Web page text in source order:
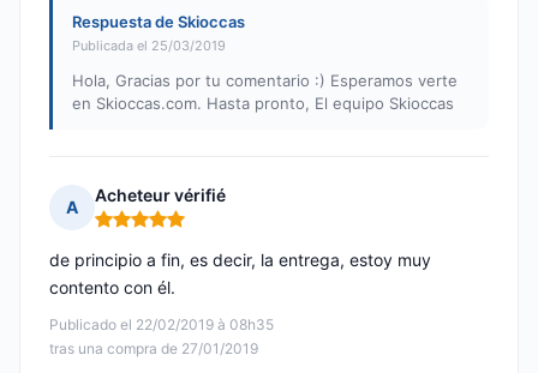
Respuesta de Skioccas
Publicada el 25/03/2019
Hola, Gracias por tu comentario :) Esperamos verte
en Skioccas.com. Hasta pronto, El equipo Skioccas
A
Acheteur vérifié
Nota: 5 de 5
Publicado el 22/02/2019 à 08h35
tras una compra de 27/01/2019
de principio a fin, es decir, la entrega, estoy muy
contento con él.